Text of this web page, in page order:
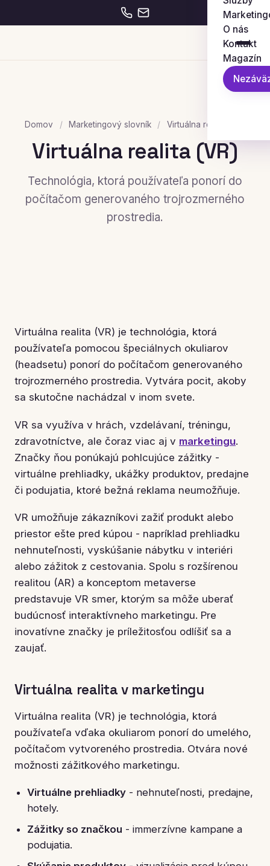
O nás
Kontakt
Magazín
Domov / Marketingový slovník / Virtuálna realita (VR)
Virtuálna realita (VR)
Technológia, ktorá používateľa ponorí do
počítačom generovaného trojrozmerného
prostredia.
Virtuálna realita (VR) je technológia, ktorá
používateľa pomocou špeciálnych okuliarov
(headsetu) ponorí do počítačom generovaného
trojrozmerného prostredia. Vytvára pocit, akoby
sa skutočne nachádzal v inom svete.
VR sa využíva v hrách, vzdelávaní, tréningu,
zdravotníctve, ale čoraz viac aj v marketingu.
Značky ňou ponúkajú pohlcujúce zážitky -
virtuálne prehliadky, ukážky produktov, predajne
či podujatia, ktoré bežná reklama neumožňuje.
VR umožňuje zákazníkovi zažiť produkt alebo
priestor ešte pred kúpou - napríklad prehliadku
nehnuteľnosti, vyskúšanie nábytku v interiéri
alebo zážitok z cestovania. Spolu s rozšírenou
realitou (AR) a konceptom metaverse
predstavuje VR smer, ktorým sa môže uberať
budúcnosť interaktívneho marketingu. Pre
inovatívne značky je príležitosťou odlíšiť sa a
zaujať.
Virtuálna realita v marketingu
Virtuálna realita (VR) je technológia, ktorá
používateľa vďaka okuliarom ponorí do umelého,
počítačom vytvoreného prostredia. Otvára nové
možnosti zážitkového marketingu.
Virtuálne prehliadky- nehnuteľnosti, predajne,
hotely.
Zážitky so značkou - immerzívne kampane a
podujatia.